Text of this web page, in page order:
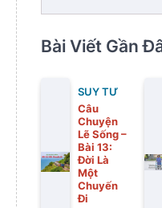
Bài Viết Gần
SUY TƯ
Câu
Chuyện
Lẽ Sống –
Bài 13:
Ðời Là
Một
Chuyến
Ði